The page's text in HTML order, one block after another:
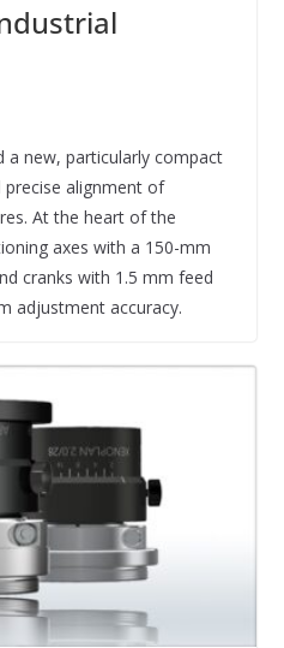
a new, particularly compact
alignment of
At the heart of the
axes with a 150-mm
cranks with 1.5 mm feed
adjustment accuracy.